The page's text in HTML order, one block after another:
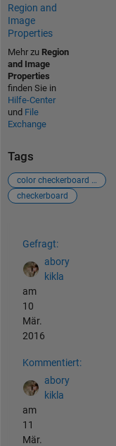
Region and
Image
Properties
Mehr zu Region
and Image
Properties
finden Sie in
Hilfe-Center
und File
Exchange
Tags
color checkerboard image help
checkerboard
Gefragt:
abory
kikla
am
10
Mär.
2016
Kommentiert:
abory
kikla
am
11
Mär.